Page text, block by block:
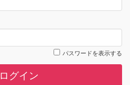
パスワードを表示する
ログイン